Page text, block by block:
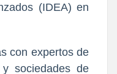
(IDEA) en
con expertos de
sociedades de